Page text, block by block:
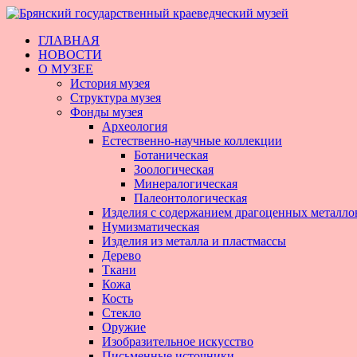
ГЛАВНАЯ
НОВОСТИ
О МУЗЕЕ
История музея
Структура музея
Фонды музея
Археология
Естественно-научные коллекции
Ботаническая
Зоологическая
Минералогическая
Палеонтологическая
Изделия с содержанием драгоценных
Нумизматическая
Изделия из металла и пластмассы
Дерево
Ткани
Кожа
Кость
Стекло
Оружие
Изобразительное искусство